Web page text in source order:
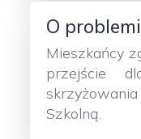
O
Mieszkańcy
przejście
Szkolną.